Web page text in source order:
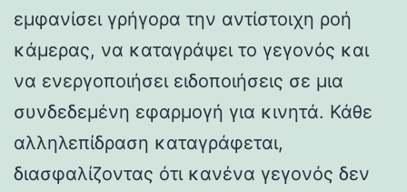
εμφανίσει γρήγορα την αντίστοιχη ροή
κάμερας, να καταγράψει το γεγονός και
να ενεργοποιήσει ειδοποιήσεις σε μια
συνδεδεμένη εφαρμογή για κινητά. Κάθε
αλληλεπίδραση καταγράφεται,
διασφαλίζοντας ότι κανένα γεγονός δεν